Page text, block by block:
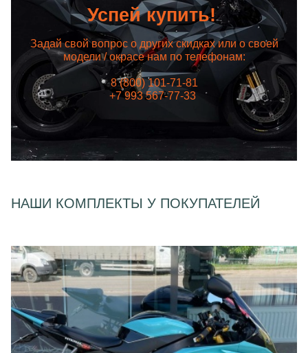
Успей купить!
Задай свой вопрос о других скидках или о своей
модели / окрасе нам по телефонам:
8 (800) 101-71-81
+7 993 567-77-33
НАШИ КОМПЛЕКТЫ У ПОКУПАТЕЛЕЙ